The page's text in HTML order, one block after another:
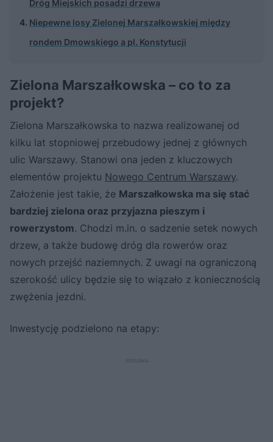
Dróg Miejskich posadzi drzewa
Niepewne losy Zielonej Marszałkowskiej między
rondem Dmowskiego a pl. Konstytucji
Zielona Marszałkowska – co to za
projekt?
Zielona Marszałkowska to nazwa realizowanej od
kilku lat stopniowej przebudowy jednej z głównych
ulic Warszawy. Stanowi ona jeden z kluczowych
elementów projektu Nowego Centrum Warszawy.
Założenie jest takie, że Marszałkowska ma się stać
bardziej zielona oraz przyjazna pieszym i
rowerzystom. Chodzi m.in. o sadzenie setek nowych
drzew, a także budowę dróg dla rowerów oraz
nowych przejść naziemnych. Z uwagi na ograniczoną
szerokość ulicy będzie się to wiązało z koniecznością
zwężenia jezdni.
Inwestycję podzielono na etapy: